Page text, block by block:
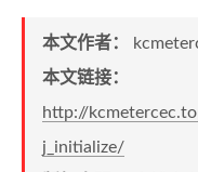
本文作者：
本文链接：
http://
j_initialize/